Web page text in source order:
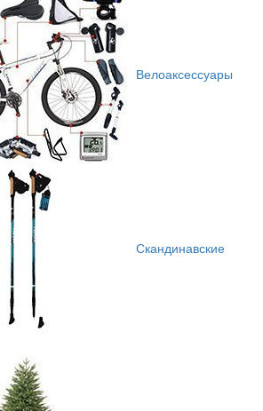
Велоаксессуары
Скандинавские